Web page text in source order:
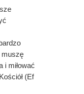
muszę
i miłować
(Ef